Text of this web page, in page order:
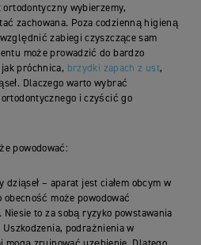
wybierzemy,
zachowana. Poza codzienną higieną
zabiegi czyszczące sam
może prowadzić do bardzo
próchnica, brzydki zapach z ust,
Dlaczego warto wybrać
i czyścić go
powodować:
– aparat jest ciałem obcym w
obecność może powodować
to za sobą ryzyko powstawania
podrażnienia w